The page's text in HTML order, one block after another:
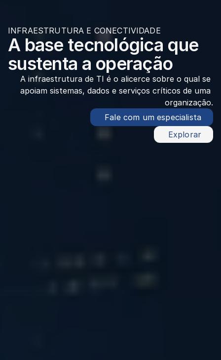
INFRAESTRUTURA E CONECTIVIDADE
A base tecnológica que
sustenta a operação
A infraestrutura de TI é o alicerce sobre o qual se
apoiam sistemas, dados e serviços críticos de uma
organização.
Fale com um especialista
Explorar